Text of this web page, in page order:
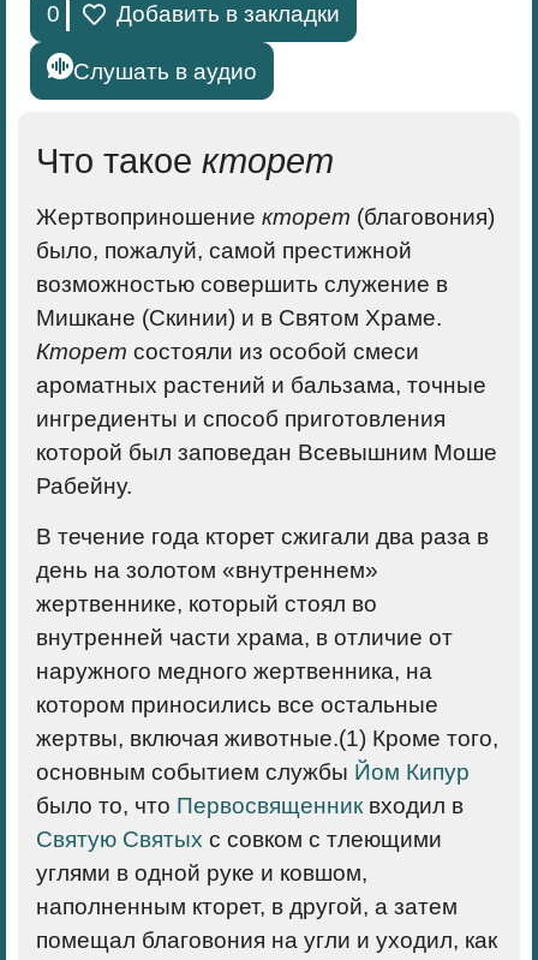
0 Добавить в закладки
Слушать в аудио
Что такое кторет
Жертвоприношение кторет (благовония)
было, пожалуй, самой престижной
возможностью совершить служение в
Мишкане (Скинии) и в Святом Храме.
Кторет состояли из особой смеси
ароматных растений и бальзама, точные
ингредиенты и способ приготовления
которой был заповедан Всевышним Моше
Рабейну.
В течение года кторет сжигали два раза в
день на золотом «внутреннем»
жертвеннике, который стоял во
внутренней части храма, в отличие от
наружного медного жертвенника, на
котором приносились все остальные
жертвы, включая животные.(1) Кроме того,
основным событием службы Йом Кипур
было то, что Первосвященниквходил в
Святую Святых с совком с тлеющими
углями в одной руке и ковшом,
наполненным кторет, в другой, а затем
помещал благовония на угли и уходил, как